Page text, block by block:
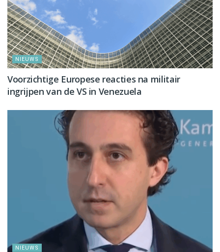
NIEUWS
Voorzichtige Europese reacties na militair
ingrijpen van de VS in Venezuela
NIEUWS